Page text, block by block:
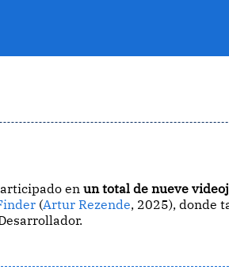
enun total de nueve
(Artur Rezende, 2025), donde